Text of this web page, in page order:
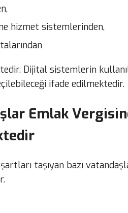
hizmet sistemlerinden,
Dijital sistemlerin
ifade edilmektedir.
Emlak
taşıyan bazı